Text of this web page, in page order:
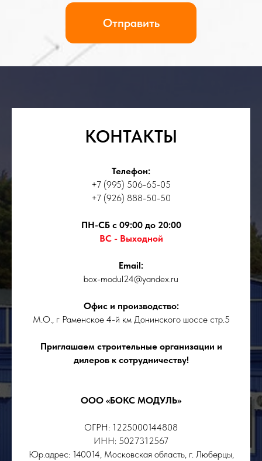
КОНТАКТЫ
Телефон:
+7 (995) 506-65-05
+7 (926) 888-50-50
ПН-СБ с 09:00 до 20:00
ВС - Выходной
Email:
box-modul24@yandex.ru
Офис и производство:
М.О., г Раменское 4-й км Донинского шоссе стр.5
Приглашаем строительные организации и
дилеров к сотрудничеству!
ООО «БОКС МОДУЛЬ»
ОГРН: 1225000144808
ИНН: 5027312567
Юр.адрес: 140014, Московская область, г. Люберцы,